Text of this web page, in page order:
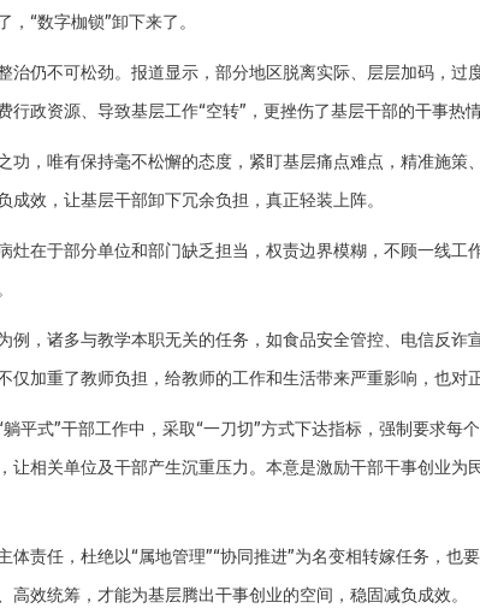
“数字枷锁”卸下来了。
仍不可松劲。报道显示，部分地区脱离实际、层层加码，过
行政资源、导致基层工作“空转”，更挫伤了基层干部的干事热情
，唯有保持毫不松懈的态度，紧盯基层痛点难点，精准施策
成效，让基层干部卸下冗余负担，真正轻装上阵。
在于部分单位和部门缺乏担当，权责边界模糊，不顾一线工
，诸多与教学本职无关的任务，如食品安全管控、电信反诈
仅加重了教师负担，给教师的工作和生活带来严重影响，也对
式”干部工作中，采取“一刀切”方式下达指标，强制要求每
让相关单位及干部产生沉重压力。本意是激励干部干事创业为
责任，杜绝以“属地管理”“协同推进”为名变相转嫁任务，也
高效统筹，才能为基层腾出干事创业的空间，稳固减负成效。